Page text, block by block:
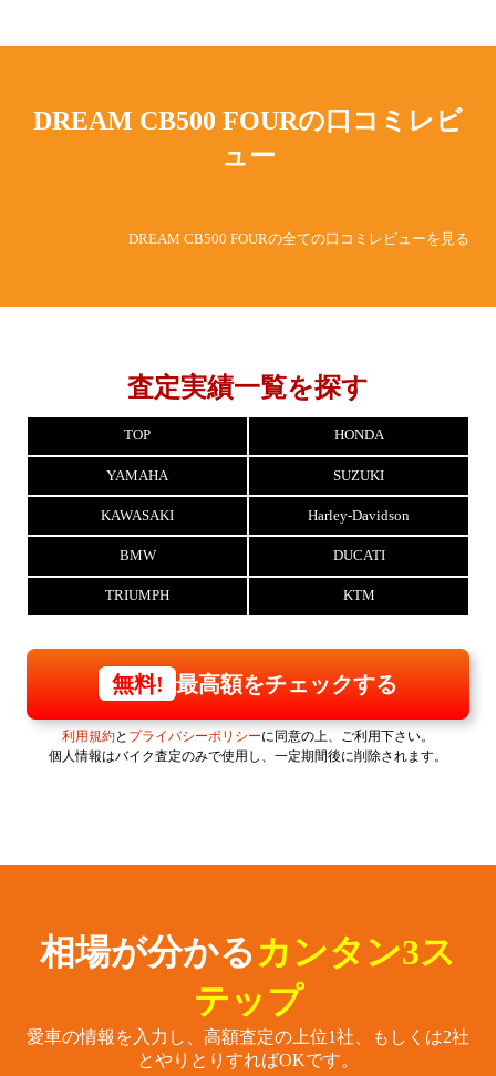
DREAM CB500 FOURの 口コミレビ
ュー
DREAM CB500 FOURの全ての口コミレビューを見る
査定実績一覧を探す
TOP HONDA
YAMAHA SUZUKI
KAWASAKI Harley-Davidson
BMW DUCATI
TRIUMPH KTM
無料! 最高額をチェックする
利用規約と プライバシーポリシーに同意の上、ご利用下さい。
個人情報はバイク査定のみで使用し、一定期間後に削除されます。
相場が分かる カンタン3ス
テップ
愛車の情報を入力し、高額査定の上位1社、もしくは2社
とやりとりすればOKです。